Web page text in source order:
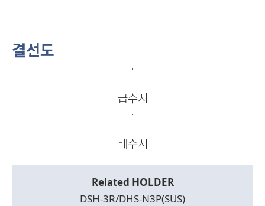
결선도
급수시
배수시
Related HOLDER
DSH-3R/DHS-N3P(SUS)